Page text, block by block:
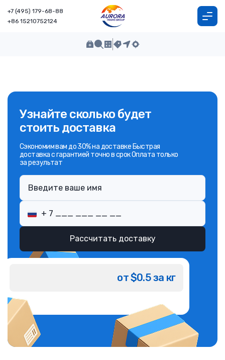
+7 (495) 179-68-88
+86 15210752124
Узнайте сколько будет
стоить доставка
Сэкономим вам до 30% на доставке Быстрая
доставка с гарантией точно в срок Оплата только
за результат
Рассчитать доставку
от $0.5 за кг